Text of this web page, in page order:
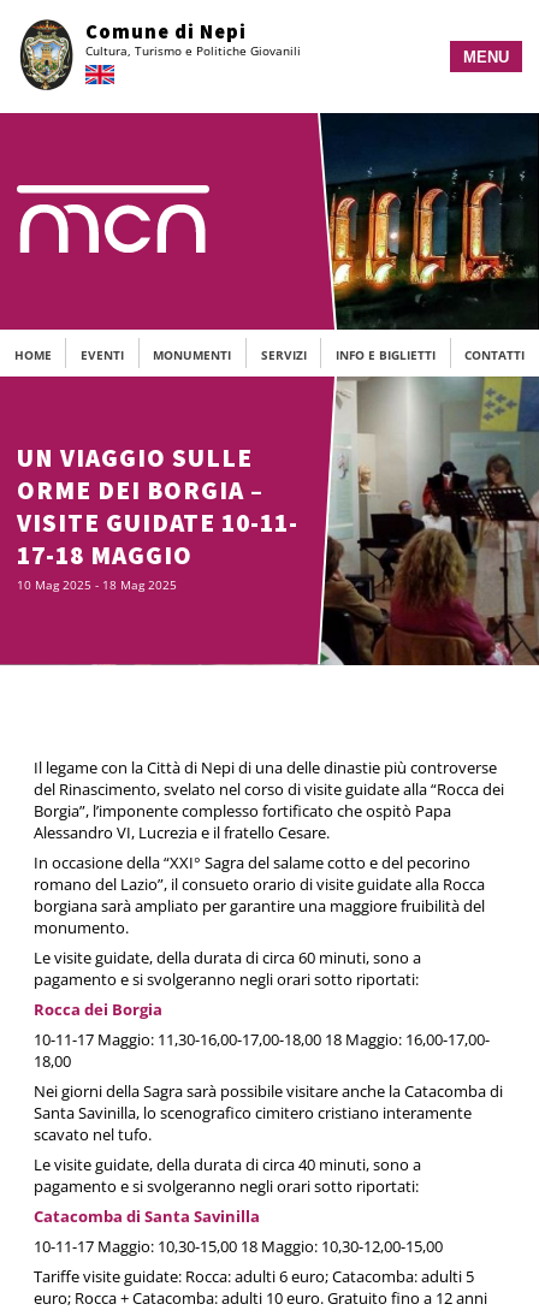
contenuto
principale
Comune di Nepi
Cultura, Turismo e Politiche Giovanili MENU
HOME EVENTI MONUMENTI SERVIZI INFO E BIGLIETTI CONTATTI
UN VIAGGIO SULLE
ORME DEI BORGIA –
VISITE GUIDATE 10-11-
17-18 MAGGIO
10 Mag 2025 - 18 Mag 2025
Il legame con la Città di Nepi di una delle dinastie più controverse
del Rinascimento, svelato nel corso di visite guidate alla “Rocca dei
Borgia”, l’imponente complesso fortificato che ospitò Papa
Alessandro VI, Lucrezia e il fratello Cesare.
In occasione della “XXI° Sagra del salame cotto e del pecorino
romano del Lazio”, il consueto orario di visite guidate alla Rocca
borgiana sarà ampliato per garantire una maggiore fruibilità del
monumento.
Le visite guidate, della durata di circa 60 minuti, sono a
pagamento e si svolgeranno negli orari sotto riportati:
Rocca dei Borgia
10-11-17 Maggio: 11,30-16,00-17,00-18,00 18 Maggio: 16,00-17,00-
18,00
Nei giorni della Sagra sarà possibile visitare anche la Catacomba di
Santa Savinilla, lo scenografico cimitero cristiano interamente
scavato nel tufo.
Le visite guidate, della durata di circa 40 minuti, sono a
pagamento e si svolgeranno negli orari sotto riportati:
Catacomba di Santa Savinilla
10-11-17 Maggio: 10,30-15,00 18 Maggio: 10,30-12,00-15,00
Tariffe visite guidate: Rocca: adulti 6 euro; Catacomba: adulti 5
euro; Rocca + Catacomba: adulti 10 euro. Gratuito fino a 12 anni